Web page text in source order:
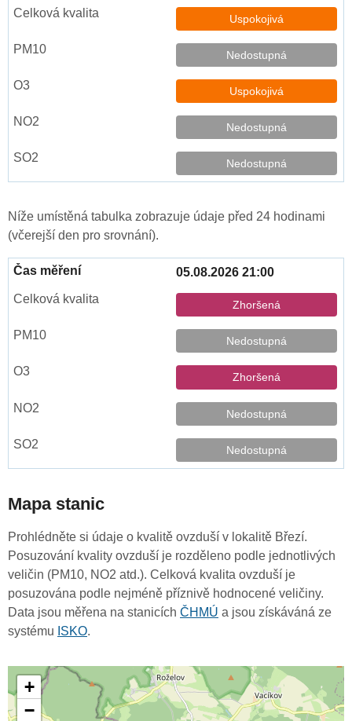
Uspokojivá
Nedostupná
Uspokojivá
Nedostupná
Nedostupná
Níže umístěná tabulka zobrazuje údaje před 24 hodinami
(včerejší den pro srovnání).
05.08.2026 21:00
Zhoršená
Nedostupná
Zhoršená
Nedostupná
Nedostupná
Mapa stanic
Prohlédněte si údaje o kvalitě ovzduší v lokalitě Březí.
Posuzování kvality ovzduší je rozděleno podle jednotlivých
veličin (PM10, NO2 atd.). Celková kvalita ovzduší je
posuzována podle nejméně příznivě hodnocené veličiny.
Data jsou měřena na stanicích ČHMÚ a jsou získáváná ze
systému ISKO.
+
−